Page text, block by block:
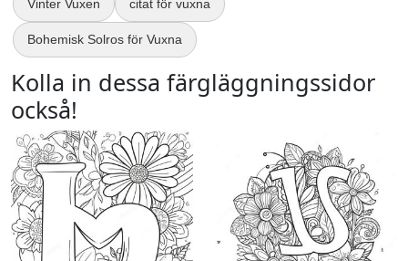
Vinter Vuxen citat för vuxna
Bohemisk Solros för Vuxna
Kolla in dessa färgläggningssidor
också!